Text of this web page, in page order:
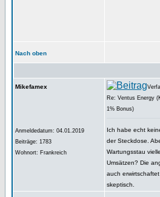
Nach oben
Mikefamex
Anmeldedatum: 04.01.2019
Beiträge: 1783
Wohnort: Frankreich
Re: Ventus Energy
1% Bonus)
Ich habe echt
der Steckdose.
Wartungsstau
Umsätzen? Die
auch
skeptisch.